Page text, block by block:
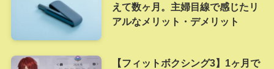
えて数ヶ月。主婦目線で感じたリ
アルなメリット・デメリット
【フィットボクシング3】1ヶ月で